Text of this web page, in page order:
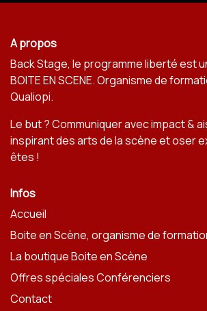
A propos
Back Stage, le programme liberté est
BOITE EN SCENE. Organisme de
Qualiopi.
Le but ? Communiquer avec impact &
inspirant des arts de la scène et oser
êtes !
Infos
Accueil
Boite en Scène, organisme de
La boutique Boite en Scène
Offres spéciales Conférenciers
Contact